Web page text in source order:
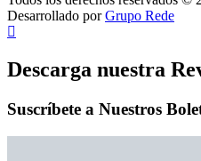
Desarrollado porGrupo Rede
Descarga nuestra
Suscríbete a Nuestros